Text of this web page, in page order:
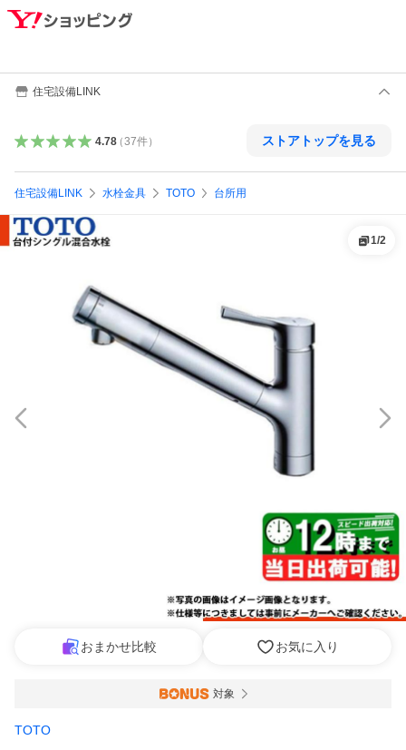
住宅設備LINK
4.78（37件） ストアトップを見る
住宅設備LINK 水栓金具 TOTO 台所用
1/2
おまかせ比較 お気に入り
対象
TOTO